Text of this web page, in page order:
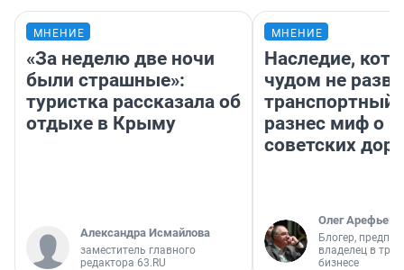
МНЕНИЕ
«За неделю две ночи
были страшные»:
туристка рассказала об
отдыхе в Крыму
Александра Исмайлова
заместитель главного
редактора 63.RU
МНЕНИЕ
Наследие,
чудом не
транспортный
разнес миф о
советских
Олег Арефьев
Блогер,
владелец в
бизнесе